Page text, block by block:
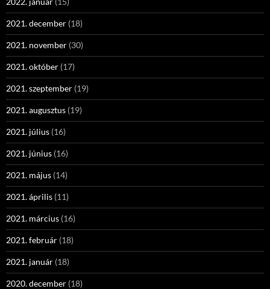
2021. december (18)
2021. november (30)
2021. október (17)
2021. szeptember (19)
2021. augusztus (19)
2021. július (16)
2021. június (16)
2021. május (14)
2021. április (11)
2021. március (16)
2021. február (18)
2021. január (18)
2020. december (18)